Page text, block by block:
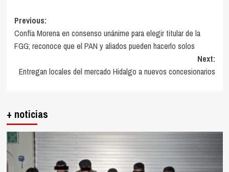
Post
navigation
Previous:
Confía Morena en consenso unánime para elegir titular de la
FGG; reconoce que el PAN y aliados pueden hacerlo solos
Next:
Entregan locales del mercado Hidalgo a nuevos concesionarios
+ noticias